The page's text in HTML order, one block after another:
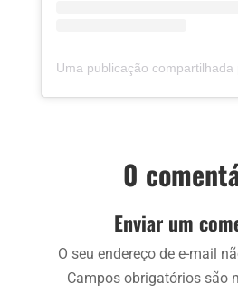
0
Enviar um
O seu endereço de e-mail
Campos obrigatórios são